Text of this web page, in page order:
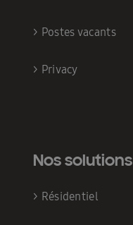
> Postes vacants
> Privacy
Nos solutions
> Résidentiel